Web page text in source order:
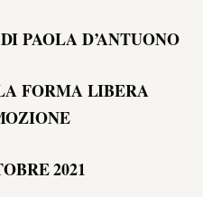
PAOLA D’ANTUONO
FORMA LIBERA
2021